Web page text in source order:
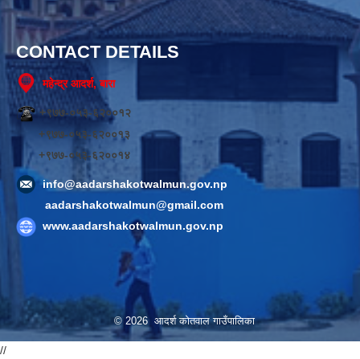
CONTACT DETAILS
महेन्द्र आदर्श, बारा
+९७७-०५३-६२००१२
+९७७-०५३-६२००१३
+९७७-०५३-६२००१४
info@aadarshakotwalmun.gov.np
aadarshakotwalmun@gmail.com
www.aadarshakotwalmun.gov.np
© 2026 आदर्श कोतवाल गाउँपालिका
//